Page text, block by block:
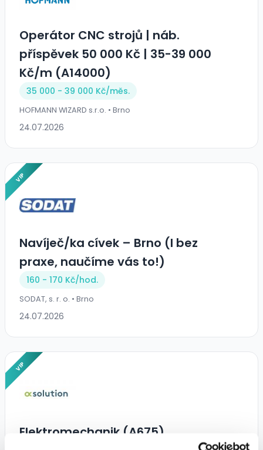
️Operátor CNC strojů ️| náb.
příspěvek 50 000 Kč | 35-39 000
Kč/m (A14000)
35 000 - 39 000 Kč/měs.
HOFMANN WIZARD s.r.o. • Brno
24.07.2026
VIP
Navíječ/ka cívek – Brno (I bez
praxe, naučíme vás to!)
160 - 170 Kč/hod.
SODAT, s. r. o. • Brno
24.07.2026
VIP
Elektromechanik (A675)